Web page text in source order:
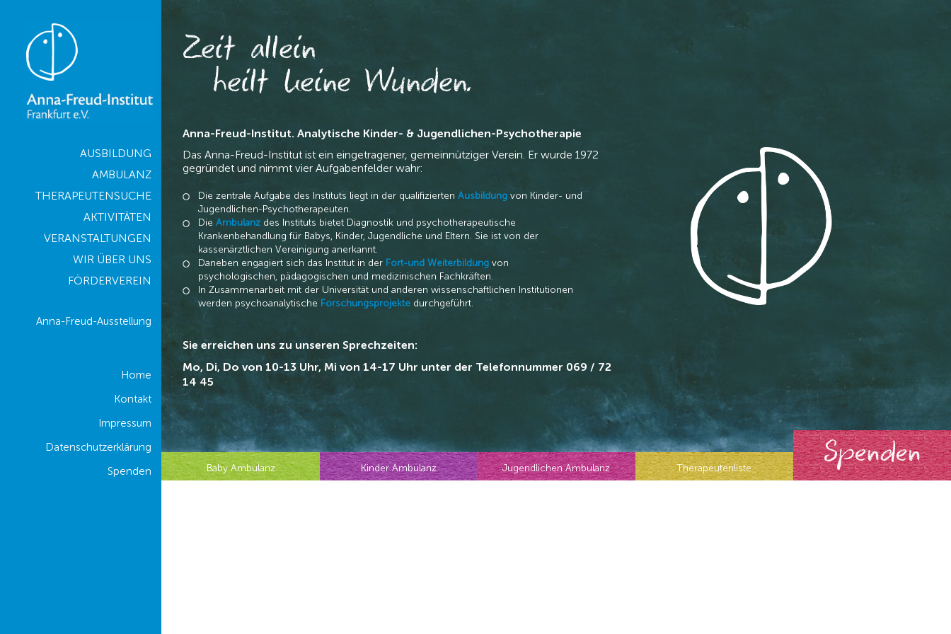
AUSBILDUNG
AMBULANZ
THERAPEUTENSUCHE
AKTIVITÄTEN
VERANSTALTUNGEN
WIR ÜBER UNS
FÖRDERVEREIN
Anna-Freud-Ausstellung
Home
Kontakt
Impressum
Datenschutzerklärung
Spenden
Zeit allein
heilt keine Wunden.
Anna-Freud-Institut. Analytische Kinder- & Jugendlichen-Psychotherapie
Das Anna-Freud-Institut ist ein eingetragener, gemeinnütziger Verein. Er wurde 1972
gegründet und nimmt vier Aufgabenfelder wahr:
Die zentrale Aufgabe des Instituts liegt in der qualifiziertenAusbildung von Kinder- und
Jugendlichen-Psychotherapeuten.
Die Ambulanz des Instituts bietet Diagnostik und psychotherapeutische
Krankenbehandlung für Babys, Kinder, Jugendliche und Eltern. Sie ist von der
kassenärztlichen Vereinigung anerkannt.
Daneben engagiert sich das Institut in der Fort-undWeiterbildung von
psychologischen, pädagogischen und medizinischen Fachkräften.
In Zusammenarbeit mit der Universität und anderen wissenschaftlichen Institutionen
werden psychoanalytische Forschungsprojekte durchgeführt.
Sie erreichen uns zu unseren Sprechzeiten:
Mo, Di, Do von 10-13 Uhr, Mi von 14-17 Uhr unter der Telefonnummer 069 / 72
14 45
Baby Ambulanz Kinder Ambulanz Jugendlichen Ambulanz Therapeutenliste Spenden